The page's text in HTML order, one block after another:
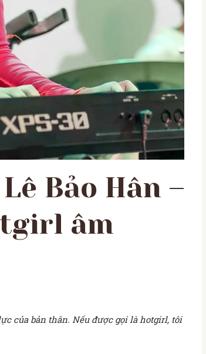
Bảo Hân –
âm
của bản thân. Nếu được gọi là hotgirl, tôi